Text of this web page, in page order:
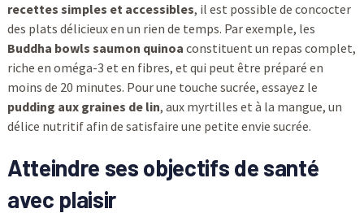
recettes simples et accessibles, il est possible de concocter
des plats délicieux en un rien de temps. Par exemple, les
Buddha bowls saumon quinoa constituent un repas complet,
riche en oméga-3 et en fibres, et qui peut être préparé en
moins de 20 minutes. Pour une touche sucrée, essayez le
pudding aux graines de lin, aux myrtilles et à la mangue, un
délice nutritif afin de satisfaire une petite envie sucrée.
Atteindre ses objectifs de santé
avec plaisir